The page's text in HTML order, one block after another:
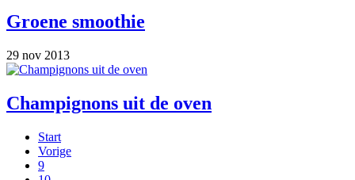
Groene smoothie
29 nov 2013
Champignons uit de oven
Start
Vorige
9